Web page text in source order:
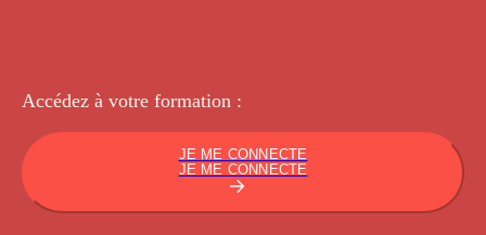
Accédez à votre formation :
JE ME CONNECTE
JE ME CONNECTE